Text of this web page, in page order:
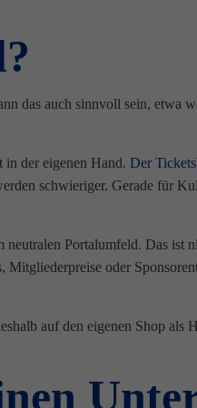
das auch sinnvoll sein, etwa
der eigenen Hand. Der
schwieriger. Gerade für
Portalumfeld. Das ist
oder
auf den eigenen Shop als